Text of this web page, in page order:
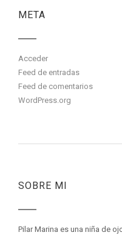
META
Acceder
Feed de entradas
Feed de comentarios
WordPress.org
SOBRE MI
Pilar Marina es una niña de